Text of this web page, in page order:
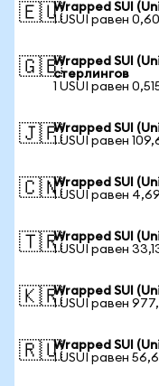
🇪🇺Wrapped SUI
1 USUI равен
🇬🇧Wrapped SUI
стерлингов
1 USUI равен
🇯🇵Wrapped SUI
1 USUI равен
🇨🇳Wrapped SUI
1 USUI равен
🇹🇷Wrapped SUI
1 USUI равен
🇰🇷Wrapped SUI
1 USUI равен
🇷🇺Wrapped SUI
1 USUI равен